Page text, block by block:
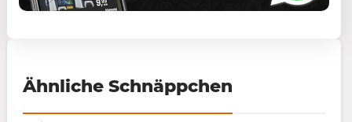
Ähnliche Schnäppchen